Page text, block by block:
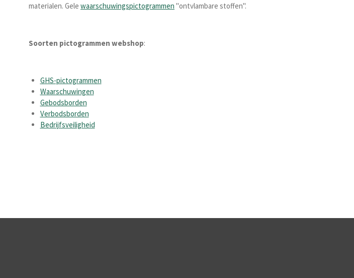
materialen. Gele waarschuwingspictogrammen "ontvlambare stoffen".
Soorten pictogrammen webshop:
GHS-pictogrammen
Waarschuwingen
Gebodsborden
Verbodsborden
Bedrijfsveiligheid